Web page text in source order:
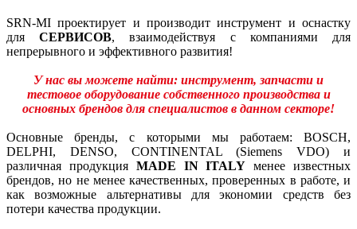
SRN-MI проектирует и производит инструмент и оснастку
дляСЕРВИСОВ, взаимодействуя с компаниями для
непрерывного и эффективного развития!
У нас вы можете найти: инструмент, запчасти и
тестовое оборудование собственного производства и
основных брендов для специалистов в данном секторе!
Основные бренды, с которыми мы работаем: BOSCH,
DELPHI, DENSO, CONTINENTAL (Siemens VDO) и
различная продукция MADE IN ITALY менее известных
брендов, но не менее качественных, проверенных в работе, и
как возможные альтернативы для экономии средств без
потери качества продукции.